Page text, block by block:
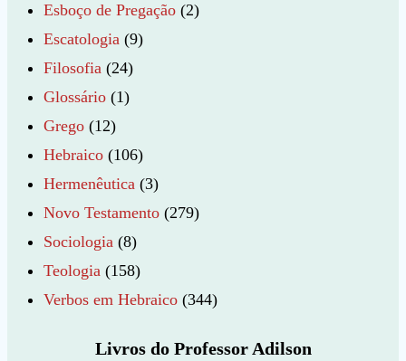
Esboço de Pregação (2)
Escatologia (9)
Filosofia (24)
Glossário (1)
Grego (12)
Hebraico (106)
Hermenêutica (3)
Novo Testamento (279)
Sociologia (8)
Teologia (158)
Verbos em Hebraico (344)
Livros do Professor Adilson